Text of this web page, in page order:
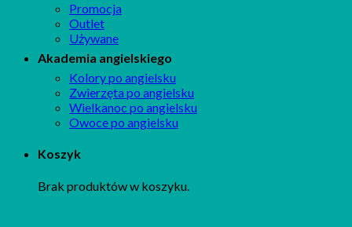
Promocja
Outlet
Używane
Akademia angielskiego
Kolory po angielsku
Zwierzęta po angielsku
Wielkanoc po angielsku
Owoce po angielsku
Koszyk
Brak produktów w koszyku.